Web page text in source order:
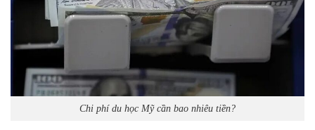
Chi phí du học Mỹ cần bao nhiêu tiền?